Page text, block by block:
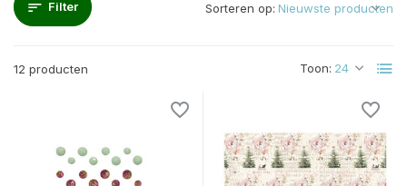
Filter
12 producten Toon:
Sorteren op: